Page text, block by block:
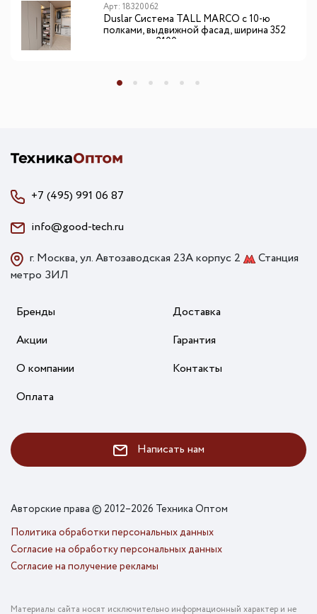
Арт: 18320062
Duslar Система TALL MARCO с 10-ю
полками, выдвижной фасад, ширина 352
мм, высота 2100 мм, антрацит
+7 (495) 991 06 87
info@good-tech.ru
г. Москва, ул. Автозаводская 23А корпус 2
Станция
метро ЗИЛ
Бренды
Акции
О компании
Оплата
Доставка
Гарантия
Контакты
Написать нам
Авторские права © 2012–2026 Техника Оптом
Политика обработки персональных данных
Согласие на обработку персональных данных
Согласие на получение рекламы
Материалы сайта носят исключительно информационный характер и не